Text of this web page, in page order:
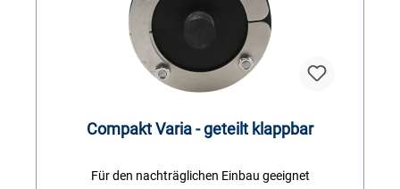
Compakt Varia - geteilt klappbar
Für den nachträglichen Einbau geeignet